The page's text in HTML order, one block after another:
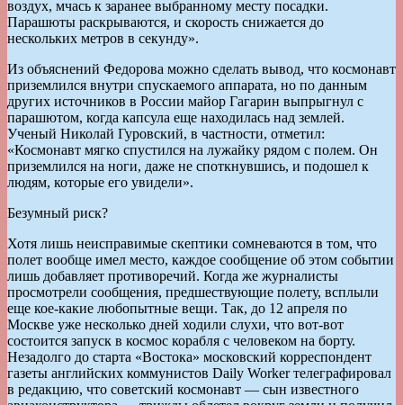
воздух, мчась к заранее выбранному месту посадки.
Парашюты раскрываются, и скорость снижается до
нескольких метров в секунду».
Из объяснений Федорова можно сделать вывод, что космонавт
приземлился внутри спускаемого аппарата, но по данным
других источников в России майор Гагарин выпрыгнул с
парашютом, когда капсула еще находилась над землей.
Ученый Николай Гуровский, в частности, отметил:
«Космонавт мягко спустился на лужайку рядом с полем. Он
приземлился на ноги, даже не споткнувшись, и подошел к
людям, которые его увидели».
Безумный риск?
Хотя лишь неисправимые скептики сомневаются в том, что
полет вообще имел место, каждое сообщение об этом событии
лишь добавляет противоречий. Когда же журналисты
просмотрели сообщения, предшествующие полету, всплыли
еще кое-какие любопытные вещи. Так, до 12 апреля по
Москве уже несколько дней ходили слухи, что вот-вот
состоится запуск в космос корабля с человеком на борту.
Незадолго до старта «Востока» московский корреспондент
газеты английских коммунистов Daily Worker телеграфировал
в редакцию, что советский космонавт — сын известного